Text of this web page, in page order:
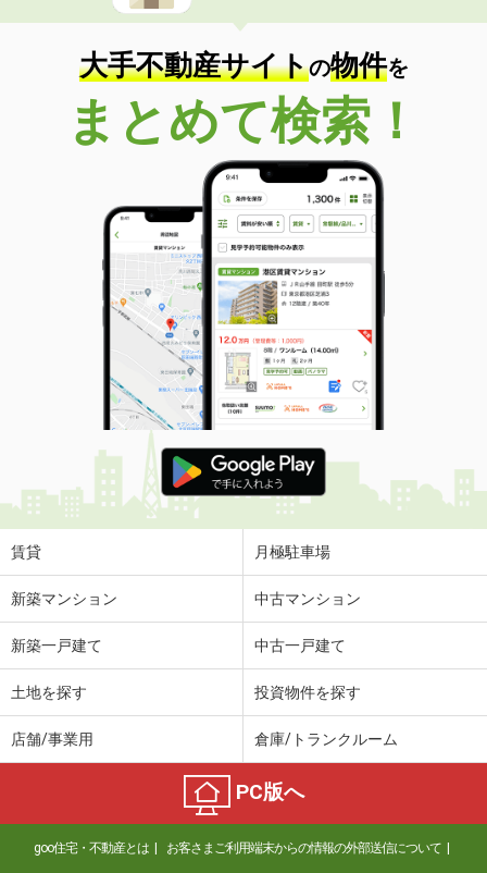
大手不動産サイトの物件を
まとめて検索！
賃貸 月極駐車場
新築マンション 中古マンション
新築一戸建て 中古一戸建て
土地を探す 投資物件を探す
店舗/事業用 倉庫/トランクルーム
PC版へ
goo住宅・不動産とは お客さまご利用端末からの情報の外部送信について